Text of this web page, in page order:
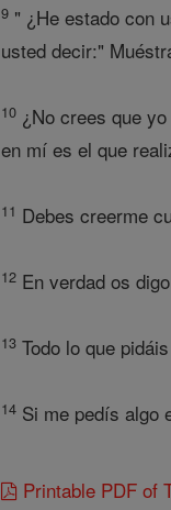
9 " ¿He estado con
usted decir:"
10 ¿No crees que
en mí es el que
11 Debes creerme
12 En verdad os
13 Todo lo que
14 Si me pedís algo
Printable PDF of